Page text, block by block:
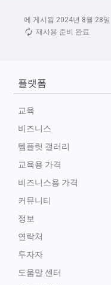
에 게시됨 2024년 8월 28일
재사용 준비 완료
플랫폼
교육
비즈니스
템플릿 갤러리
교육용 가격
비즈니스용 가격
커뮤니티
정보
연락처
투자자
도움말 센터